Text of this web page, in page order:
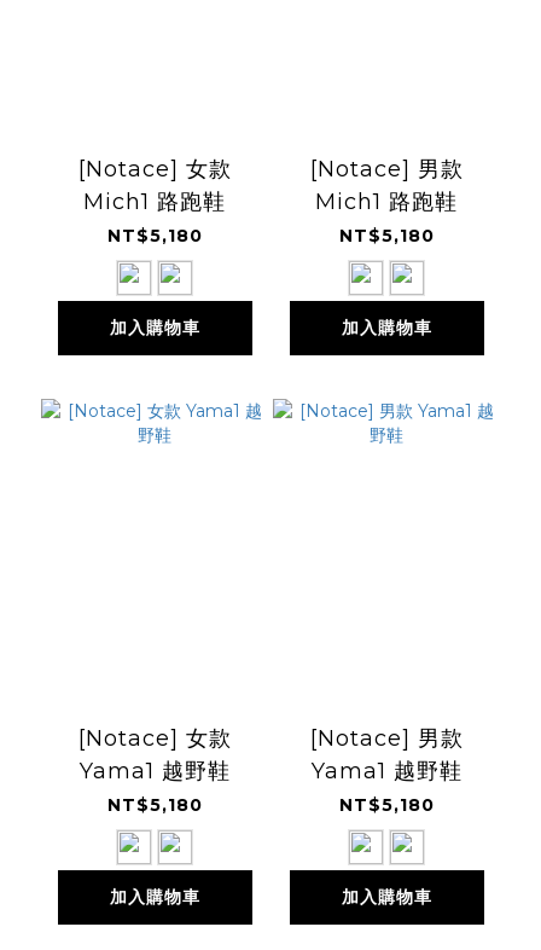
[Notace] 女款
Mich1 路跑鞋
NT$5,180
加入購物車
[Notace] 男款
Mich1 路跑鞋
NT$5,180
加入購物車
[Notace] 女款
Yama1 越野鞋
NT$5,180
加入購物車
[Notace] 男款
Yama1 越野鞋
NT$5,180
加入購物車